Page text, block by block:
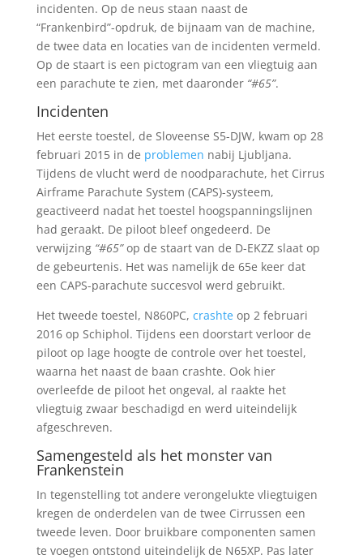
incidenten. Op de neus staan naast de
“Frankenbird”-opdruk, de bijnaam van de machine,
de twee data en locaties van de incidenten vermeld.
Op de staart is een pictogram van een vliegtuig aan
een parachute te zien, met daaronder “#65”.
Incidenten
Het eerste toestel, de Sloveense S5-DJW, kwam op 28
februari 2015 in de problemen nabij Ljubljana.
Tijdens de vlucht werd de noodparachute, het Cirrus
Airframe Parachute System (CAPS)-systeem,
geactiveerd nadat het toestel hoogspanningslijnen
had geraakt. De piloot bleef ongedeerd. De
verwijzing “#65”op de staart van de D-EKZZ slaat op
de gebeurtenis. Het was namelijk de 65e keer dat
een CAPS-parachute succesvol werd gebruikt.
Het tweede toestel, N860PC, crashteop 2 februari
2016 op Schiphol. Tijdens een doorstart verloor de
piloot op lage hoogte de controle over het toestel,
waarna het naast de baan crashte. Ook hier
overleefde de piloot het ongeval, al raakte het
vliegtuig zwaar beschadigd en werd uiteindelijk
afgeschreven.
Samengesteld als het monster van
Frankenstein
In tegenstelling tot andere verongelukte vliegtuigen
kregen de onderdelen van de twee Cirrussen een
tweede leven. Door bruikbare componenten samen
te voegen ontstond uiteindelijk de N65XP. Pas later